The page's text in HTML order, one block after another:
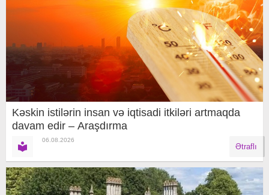
Kəskin istilərin insan və iqtisadi itkiləri artmaqda
davam edir – Araşdırma
06.08.2026
Ətraflı